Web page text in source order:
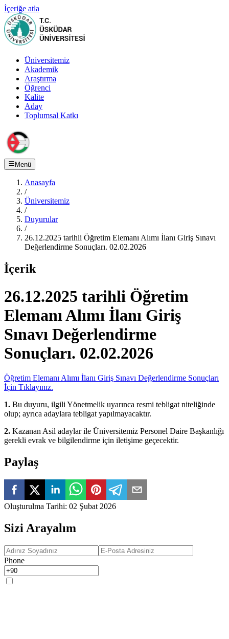
İçeriğe atla
Üniversitemiz
Akademik
Araştırma
Öğrenci
Kalite
Aday
Toplumsal Katkı
Menü
Anasayfa
/
Üniversitemiz
/
Duyurular
/
26.12.2025 tarihli Öğretim Elemanı Alımı İlanı Giriş Sınavı
Değerlendirme Sonuçları. 02.02.2026
İçerik
26.12.2025 tarihli Öğretim
Elemanı Alımı İlanı Giriş
Sınavı Değerlendirme
Sonuçları. 02.02.2026
Öğretim Elemanı Alımı İlanı Giriş Sınavı Değerlendirme Sonuçları
İçin Tıklayınız.
1. Bu duyuru, ilgili Yönetmelik uyarınca resmi tebligat niteliğinde
olup; ayrıca adaylara tebligat yapılmayacaktır.
2. Kazanan Asil adaylar ile Üniversitemiz Personel Daire Başkanlığı
gerekli evrak ve bilgilendirme için iletişime geçecektir.
Paylaş
Oluşturulma Tarihi: 02 Şubat 2026
Sizi Arayalım
Phone